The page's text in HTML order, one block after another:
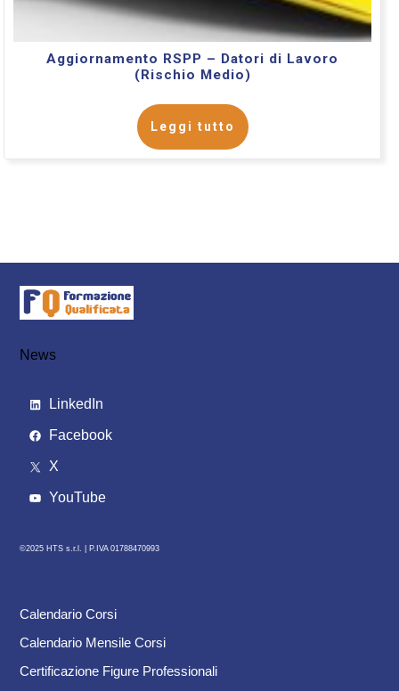
Aggiornamento RSPP – Datori di Lavoro
(Rischio Medio)
Leggi tutto
News
LinkedIn
Facebook
X
YouTube
©2025 HTS s.r.l. | P.IVA 01788470993
Calendario Corsi
Calendario Mensile Corsi
Certificazione Figure Professionali